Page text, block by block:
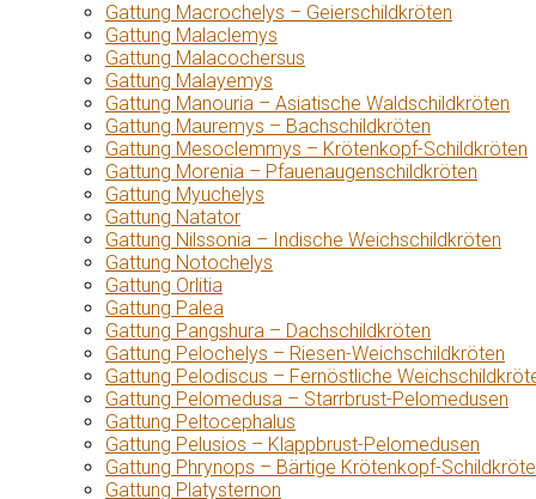
Gattung Macrochelys – Geierschildkröten
Gattung Malaclemys
Gattung Malacochersus
Gattung Malayemys
Gattung Manouria – Asiatische Waldschildkröten
Gattung Mauremys – Bachschildkröten
Gattung Mesoclemmys – Krötenkopf-Schildkröten
Gattung Morenia – Pfauenaugenschildkröten
Gattung Myuchelys
Gattung Natator
Gattung Nilssonia – Indische Weichschildkröten
Gattung Notochelys
Gattung Orlitia
Gattung Palea
Gattung Pangshura – Dachschildkröten
Gattung Pelochelys – Riesen-Weichschildkröten
Gattung Pelodiscus – Fernöstliche
Gattung Pelomedusa – Starrbrust-Pelomedusen
Gattung Peltocephalus
Gattung Pelusios – Klappbrust-Pelomedusen
Gattung Phrynops – Bärtige Krötenkopf-
Gattung Platysternon